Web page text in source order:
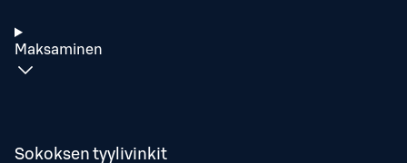
Maksaminen
Sokoksen tyylivinkit